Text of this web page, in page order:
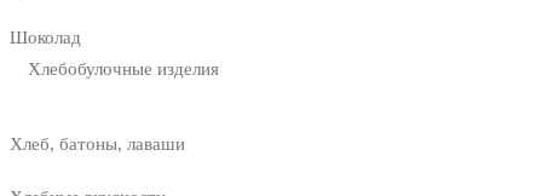
Шоколад
Хлебобулочные изделия
Хлеб, батоны, лаваши